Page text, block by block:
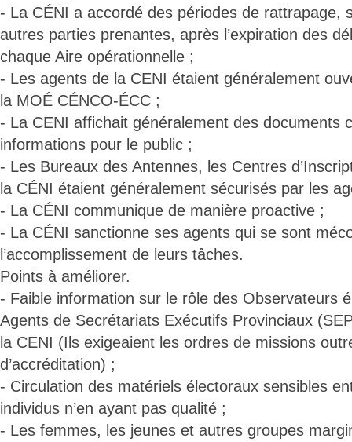
- La CÉNI a accordé des périodes de rattrapage,
autres parties prenantes, après l’expiration des
chaque Aire opérationnelle ;
- Les agents de la CENI étaient généralement
la MOÉ CÉNCO-ÉCC ;
- La CENI affichait généralement des documents
informations pour le public ;
- Les Bureaux des Antennes, les Centres
la CÉNI étaient généralement sécurisés par les
- La CÉNI communique de manière proactive ;
- La CÉNI sanctionne ses agents qui se sont
l’accomplissement de leurs tâches.
Points à améliorer.
- Faible information sur le rôle des Observateurs
Agents de Secrétariats Exécutifs Provinciaux
la CENI (Ils exigeaient les ordres de missions
d’accréditation) ;
- Circulation des matériels électoraux sensibles
individus n’en ayant pas qualité ;
- Les femmes, les jeunes et autres groupes